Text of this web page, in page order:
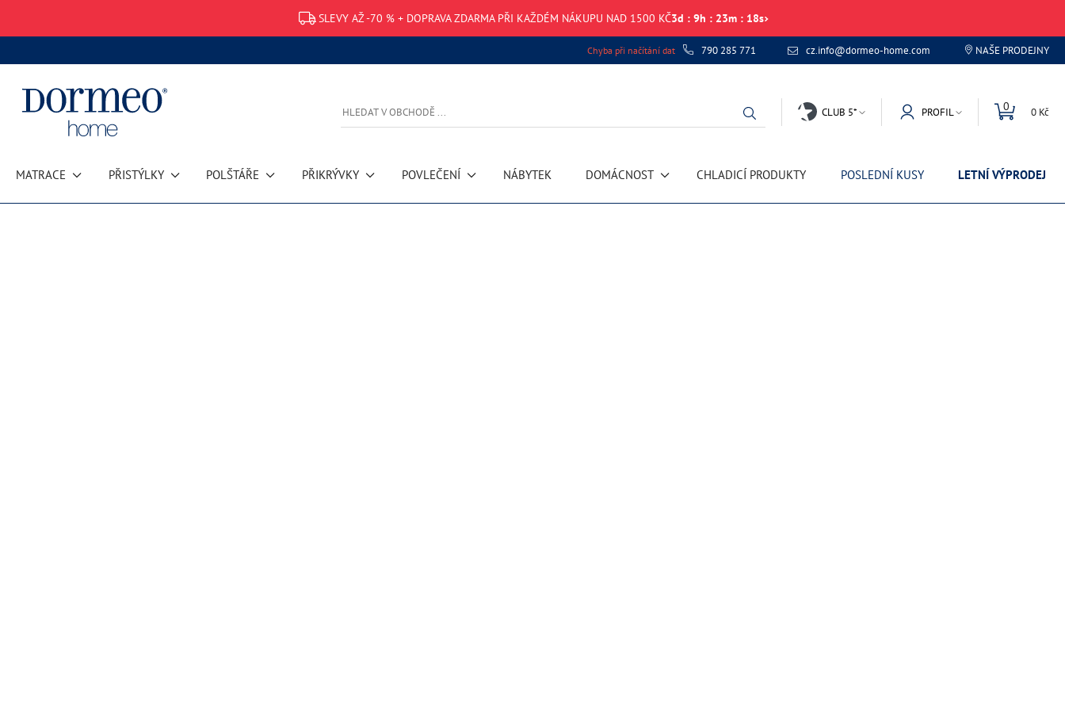
SLEVY AŽ -70 % + DOPRAVA ZDARMA PŘI KAŽDÉM NÁKUPU NAD 1500 KČ3d : 9h : 23m : 18s
Chyba při načítání dat 790 285 771 cz.info@dormeo-home.com NAŠE PRODEJNY
CLUB 5* PROFIL 0 0 Kč
MATRACE PŘISTÝLKY POLŠTÁŘE PŘIKRÝVKY POVLEČENÍ NÁBYTEK DOMÁCNOST CHLADICÍ PRODUKTY POSLEDNÍ KUSY LETNÍ VÝPRODEJ